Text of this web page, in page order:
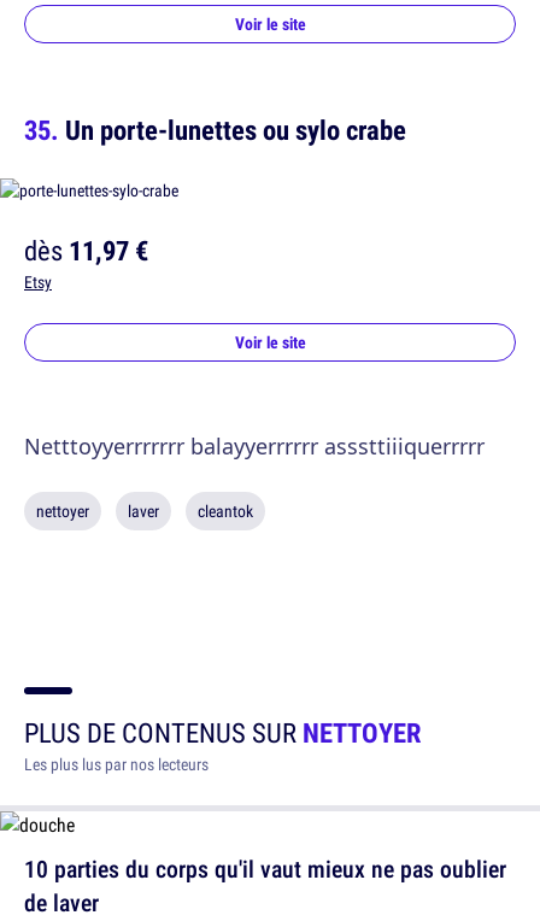
Voir le site
Un porte-lunettes ou sylo crabe
dès11,97 €
Etsy
Voir le site
Netttoyyerrrrrrr balayyerrrrrr asssttiiiquerrrrr
nettoyer laver cleantok
PLUS DE CONTENUS SURNETTOYER
Les plus lus par nos lecteurs
10 parties du corps qu'il vaut mieux ne pas oublier
de laver